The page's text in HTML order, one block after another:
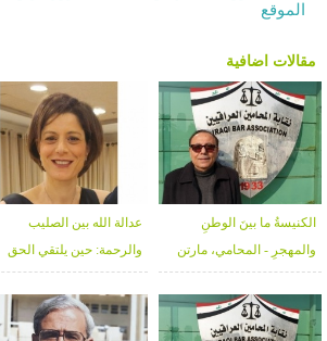
الموقع
مقالات اضافية
الكنيسةُ ما بينَ الوطنِ
والمهجرِ - المحامي، مارتن
كورش تمرس لولو
عدالة الله بين الصليب
والرحمة: حين يلتقي الحق
بالغفران - د. خلوب قعوار